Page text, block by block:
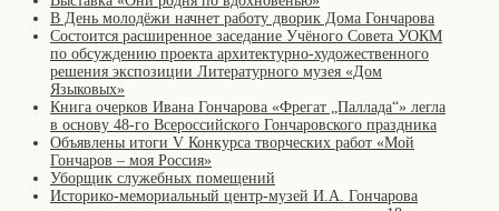
В День молодёжи начнет работу дворик Дома Гончарова
Состоится расширенное заседание Учёного Совета УОКМ
по обсуждению проекта архитектурно-художественного
решения экспозиции Литературного музея «Дом
Языковых»
Книга очерков Ивана Гончарова «Фрегат „Паллада“» легла
в основу 48-го Всероссийского Гончаровского праздника
Объявлены итоги V Конкурса творческих работ «Мой
Гончаров – моя Россия»
Уборщик служебных помещений
Историко-мемориальный центр-музей И.А. Гончарова